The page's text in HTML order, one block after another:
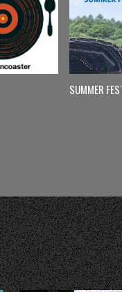
SUMMER